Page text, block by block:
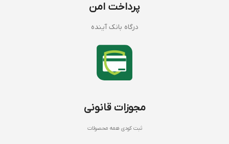
پرداخت امن
درگاه بانک آینده
مجوزات قانونی
ثبت کودی همه محصولات